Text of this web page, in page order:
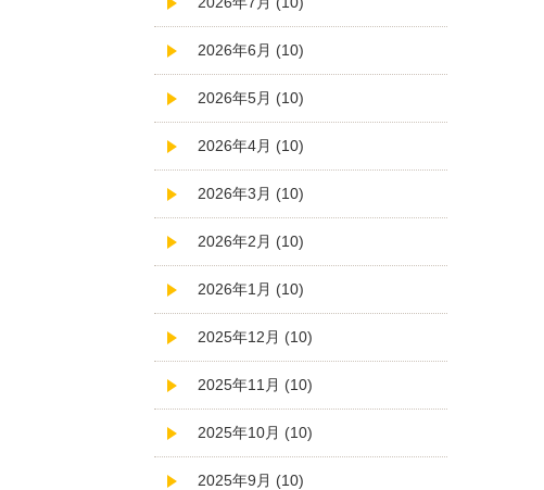
2026年6月 (10)
2026年5月 (10)
2026年4月 (10)
2026年3月 (10)
2026年2月 (10)
2026年1月 (10)
2025年12月 (10)
2025年11月 (10)
2025年10月 (10)
2025年9月 (10)